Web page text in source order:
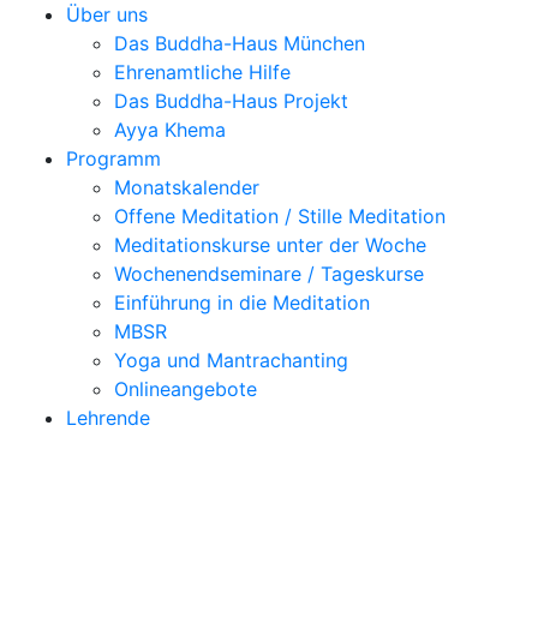
Über uns
Das Buddha-Haus München
Ehrenamtliche Hilfe
Das Buddha-Haus Projekt
Ayya Khema
Programm
Monatskalender
Offene Meditation / Stille Meditation
Meditationskurse unter der Woche
Wochenendseminare / Tageskurse
Einführung in die Meditation
MBSR
Yoga und Mantrachanting
Onlineangebote
Lehrende